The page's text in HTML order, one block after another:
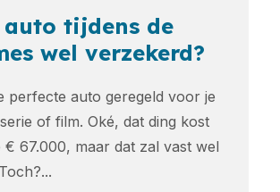
tijdens de
wel verzekerd?
perfecte auto geregeld voor je
of film. Oké, dat ding kost
€ 67.000, maar dat zal vast wel